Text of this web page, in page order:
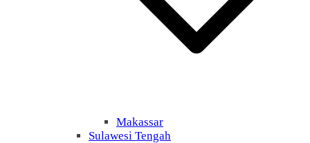
Makassar
Sulawesi Tengah